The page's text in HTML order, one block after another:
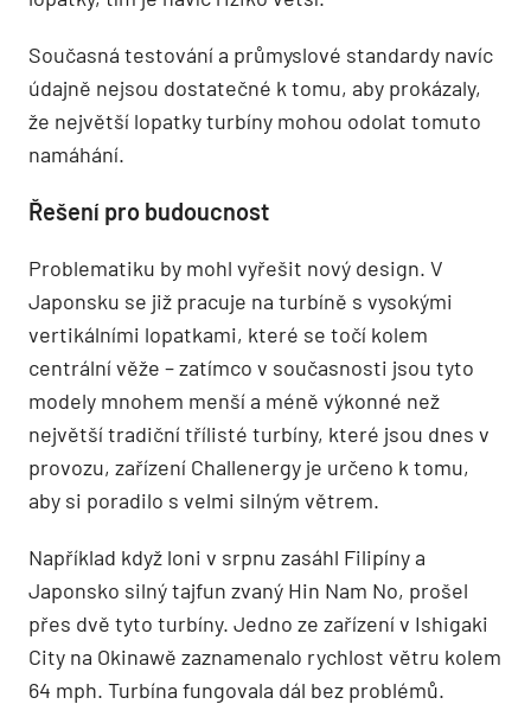
Současná testování a průmyslové standardy navíc
údajně nejsou dostatečné k tomu, aby prokázaly,
že největší lopatky turbíny mohou odolat tomuto
namáhání.
Řešení pro budoucnost
Problematiku by mohl vyřešit nový design. V
Japonsku se již pracuje na turbíně s vysokými
vertikálními lopatkami, které se točí kolem
centrální věže – zatímco v současnosti jsou tyto
modely mnohem menší a méně výkonné než
největší tradiční třílisté turbíny, které jsou dnes v
provozu, zařízení Challenergy je určeno k tomu,
aby si poradilo s velmi silným větrem.
Například když loni v srpnu zasáhl Filipíny a
Japonsko silný tajfun zvaný Hin Nam No, prošel
přes dvě tyto turbíny. Jedno ze zařízení v Ishigaki
City na Okinawě zaznamenalo rychlost větru kolem
64 mph. Turbína fungovala dál bez problémů.